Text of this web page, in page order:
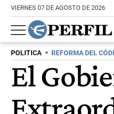
VIERNES 07 DE AGOSTO DE 2026
POLITICA REFORMA DEL
El